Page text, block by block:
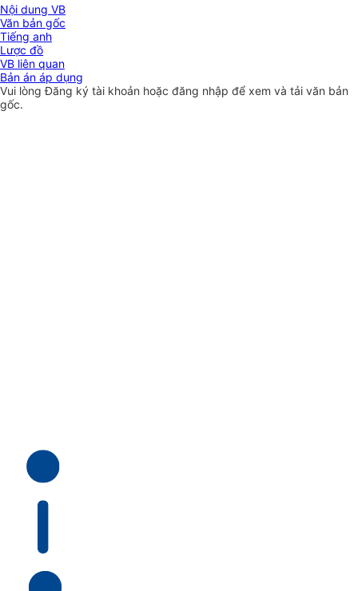
Nội dung VB
Văn bản gốc
Tiếng anh
Lược đồ
VB liên quan
Bản án áp dụng
Vui lòngĐăng ký tài khoản hoặc đăng nhập để xem và tải văn bản
gốc.